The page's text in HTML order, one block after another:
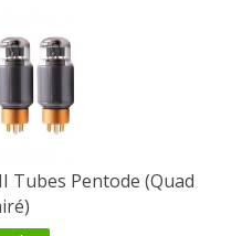
Tubes Pentode (Quad